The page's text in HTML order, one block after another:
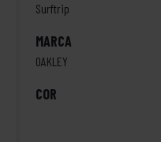
Surftrip
MARCA
OAKLEY
COR